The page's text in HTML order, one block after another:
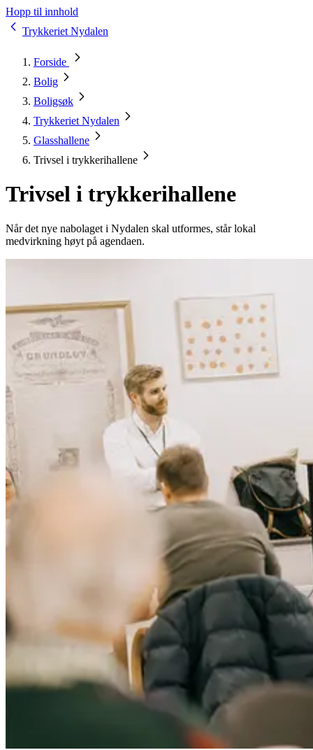
Hopp til innhold
Trykkeriet Nydalen
Forside
Bolig
Boligsøk
Trykkeriet Nydalen
Glasshallene
Trivsel i trykkerihallene
Trivsel i trykkerihallene
Når det nye nabolaget i Nydalen skal utformes, står lokal
medvirkning høyt på agendaen.